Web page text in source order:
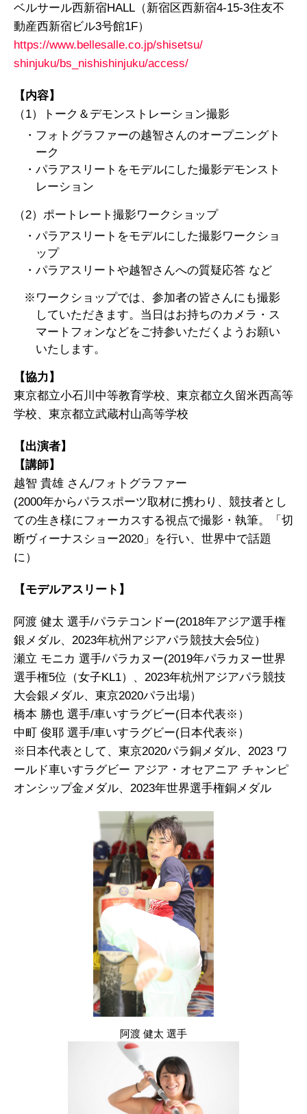
ベルサール西新宿HALL（新宿区西新宿4-15-3住友不
動産西新宿ビル3号館1F）
https://www.bellesalle.co.jp/shisetsu/
shinjuku/bs_nishishinjuku/access/
【内容】
（1）トーク＆デモンストレーション撮影
・フォトグラファーの越智さんのオープニングト
ーク
・パラアスリートをモデルにした撮影デモンスト
レーション
（2）ポートレート撮影ワークショップ
・パラアスリートをモデルにした撮影ワークショ
ップ
・パラアスリートや越智さんへの質疑応答 など
※ワークショップでは、参加者の皆さんにも撮影
していただきます。当日はお持ちのカメラ・ス
マートフォンなどをご持参いただくようお願い
いたします。
【協力】
東京都立小石川中等教育学校、東京都立久留米西高等
学校、東京都立武蔵村山高等学校
【出演者】
【講師】
越智 貴雄 さん/フォトグラファー
(2000年からパラスポーツ取材に携わり、競技者とし
ての生き様にフォーカスする視点で撮影・執筆。「切
断ヴィーナスショー2020」を行い、世界中で話題
に）
【モデルアスリート】
阿渡 健太 選手/パラテコンドー(2018年アジア選手権
銀メダル、2023年杭州アジアパラ競技大会5位）
瀬立 モニカ 選手/パラカヌー(2019年パラカヌー世界
選手権5位（女子KL1）、2023年杭州アジアパラ競技
大会銀メダル、東京2020パラ出場）
橋本 勝也 選手/車いすラグビー(日本代表※）
中町 俊耶 選手/車いすラグビー(日本代表※）
※日本代表として、東京2020パラ銅メダル、2023 ワ
ールド車いすラグビー アジア・オセアニア チャンピ
オンシップ金メダル、2023年世界選手権銅メダル
阿渡 健太 選手